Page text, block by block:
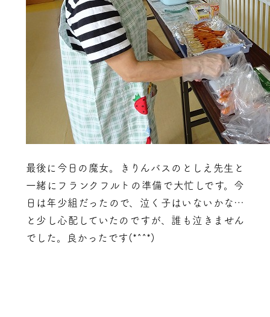
最後に今日の魔女。きりんバスのとしえ先生と
一緒にフランクフルトの準備で大忙しです。今
日は年少組だったので、泣く子はいないかな…
と少し心配していたのですが、誰も泣きません
でした。良かったです(*^^*)